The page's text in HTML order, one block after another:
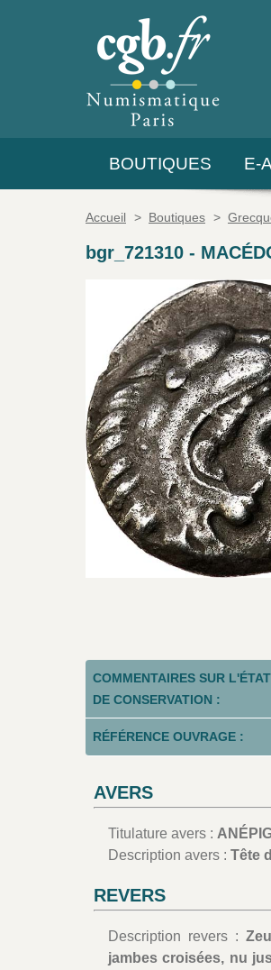
BOUTIQUES E-
Accueil > Boutiques >
bgr_721310 -
COMMENTAIRES SUR L'ÉTAT
DE CONSERVATION :
RÉFÉRENCE OUVRAGE :
AVERS
Titulature avers :
Description avers : Tête
REVERS
Description revers :
jambes croisées, nu